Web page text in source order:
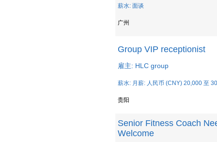
薪水: 面谈
广州
Group VIP receptionist
雇主: HLC group
薪水: 月薪: 人民币 (CNY) 20,000 至
贵阳
Senior Fitness Coach
Welcome